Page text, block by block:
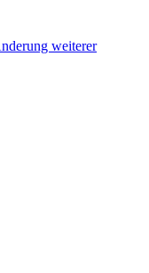
weiterer